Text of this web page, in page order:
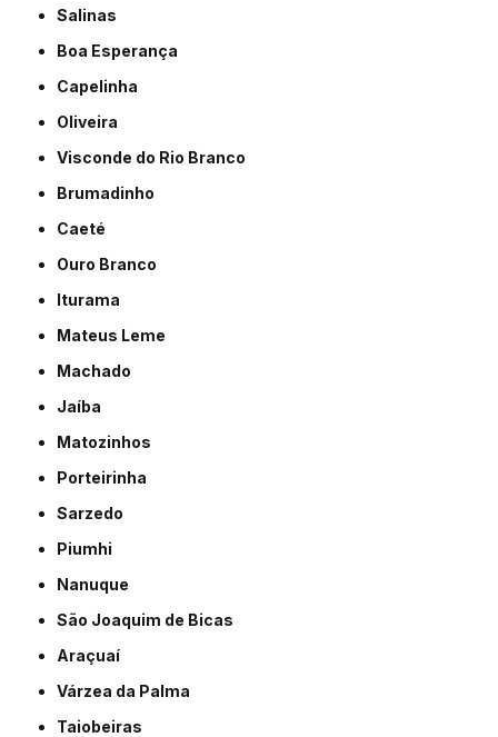
Salinas
Boa Esperança
Capelinha
Oliveira
Visconde do Rio Branco
Brumadinho
Caeté
Ouro Branco
Iturama
Mateus Leme
Machado
Jaíba
Matozinhos
Porteirinha
Sarzedo
Piumhi
Nanuque
São Joaquim de Bicas
Araçuaí
Várzea da Palma
Taiobeiras